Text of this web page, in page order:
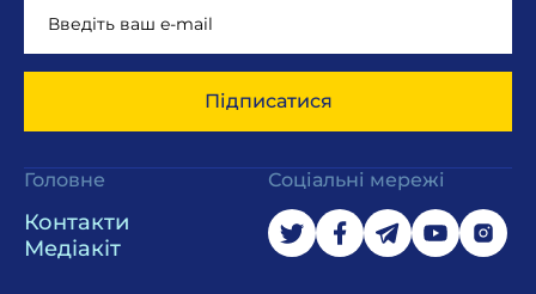
Підписатися
Головне
Контакти
Медіакіт
Соціальні мережі